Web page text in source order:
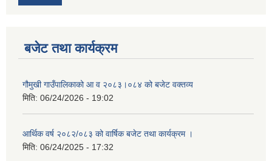
बजेट तथा कार्यक्रम
गौमुखी गाउँपालिकाको आ व २०८३।०८४ को बजेट वक्तव्य
मिति: 06/24/2026 - 19:02
आर्थिक वर्ष २०८२/०८३ को वार्षिक बजेट तथा कार्यक्रम ।
मिति: 06/24/2025 - 17:32